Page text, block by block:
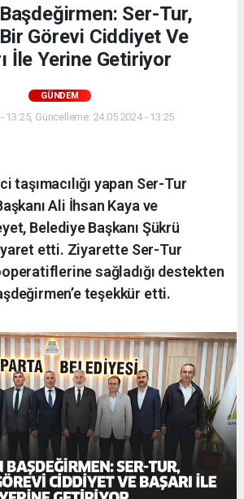
Ser-Tur,
Görevi Ciddiyet Ve
İle Yerine Getiriyor
GÜNDEM
13:25, Güncelleme: 24.05.2024 - 13:25
taşımacılığı yapan Ser-Tur
Ali İhsan Kaya ve
Belediye Başkanı Şükrü
etti. Ziyarette Ser-Tur
sağladığı destekten
teşekkür etti.